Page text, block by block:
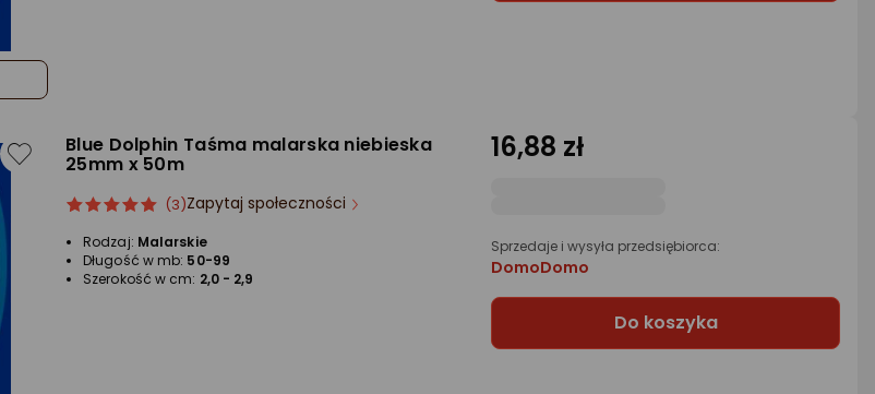
Blue Dolphin Taśma malarska niebieska
25mm x 50m
ocena
5/5
gwiazdki
Ocena
(3)Zapytaj społeczności
Rodzaj: Malarskie
Długość w mb: 50-99
Szerokość w cm: 2,0 - 2,9
16,88 zł
Sprzedaje i wysyła przedsiębiorca:
DomoDomo
Do koszyka